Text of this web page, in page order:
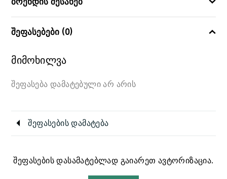
შეფასებები (0)
მიმოხილვა
შეფასება დამატებული არ არის
შეფასების დამატება
შეფასების დასამატებლად გაიარეთ ავტორიზაცია.